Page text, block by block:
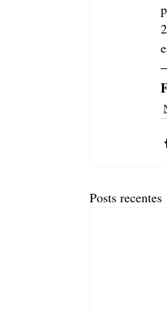
Posts recentes